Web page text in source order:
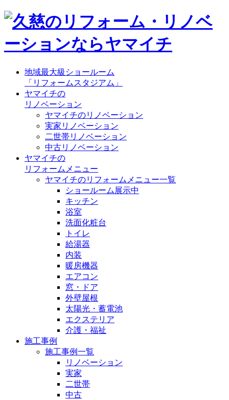
地域最大級ショールーム
「リフォームスタジアム」
ヤマイチの
リノベーション
ヤマイチのリノベーション
実家リノベーション
二世帯リノベーション
中古リノベーション
ヤマイチの
リフォームメニュー
ヤマイチのリフォームメニュー一覧
ショールーム展示中
キッチン
浴室
洗面化粧台
トイレ
給湯器
内装
暖房機器
エアコン
窓・ドア
外壁屋根
太陽光・蓄電池
エクステリア
介護・福祉
施工事例
施工事例一覧
リノベーション
実家
二世帯
中古